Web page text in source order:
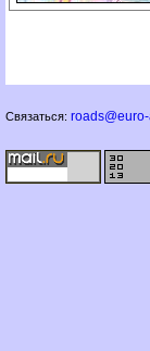
Связаться: